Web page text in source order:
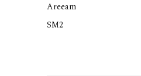
Areeam
SM2